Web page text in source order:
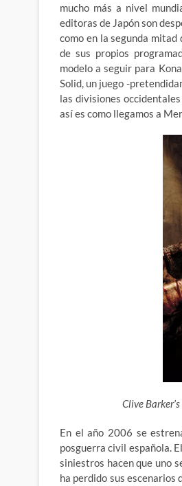
mucho más a nivel
editoras de Japón son
como en la segunda
de sus propios
modelo a seguir para
Solid, un juego -
las divisiones
así es como llegamos a
Clive
En el año 2006 se
posguerra civil española.
siniestros hacen que uno
ha perdido sus escenarios